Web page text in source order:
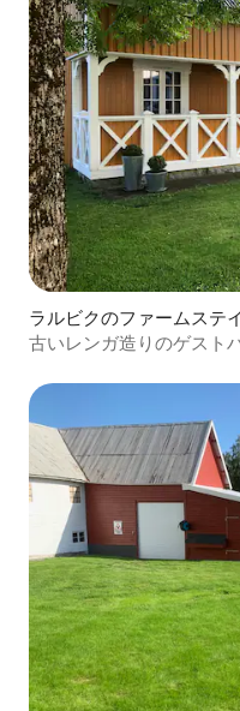
ラルビクのファームステ
古いレンガ造りのゲスト